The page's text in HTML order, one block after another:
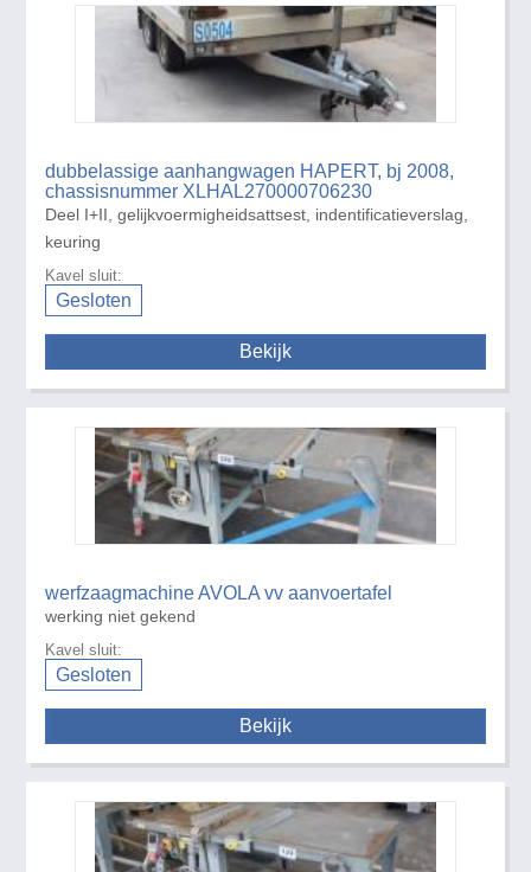
dubbelassige aanhangwagen HAPERT, bj 2008,
chassisnummer XLHAL270000706230
Deel I+II, gelijkvoermigheidsattsest, indentificatieverslag,
keuring
Kavel sluit:
Gesloten
Bekijk
werfzaagmachine AVOLA vv aanvoertafel
werking niet gekend
Kavel sluit:
Gesloten
Bekijk